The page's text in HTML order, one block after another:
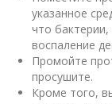
указанное
что
воспаление
Промойте
просушите.
Кроме того,